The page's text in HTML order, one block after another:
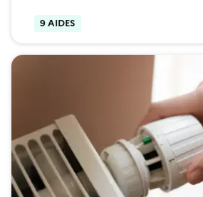
9 AIDES